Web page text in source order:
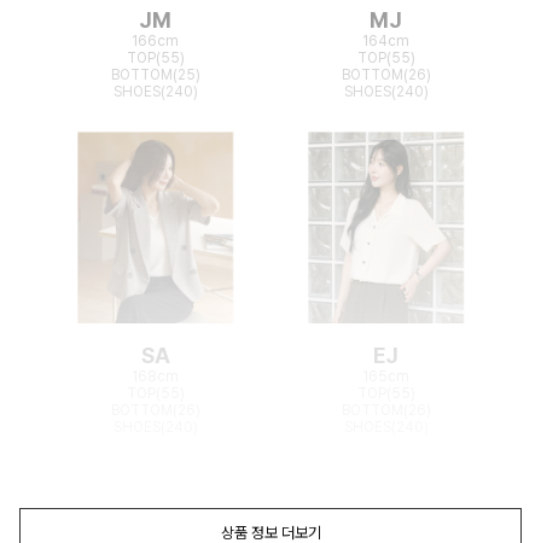
JM
166cm
TOP(55)
BOTTOM(25)
SHOES(240)
MJ
164cm
TOP(55)
BOTTOM(26)
SHOES(240)
SA EJ
상품 정보 더보기